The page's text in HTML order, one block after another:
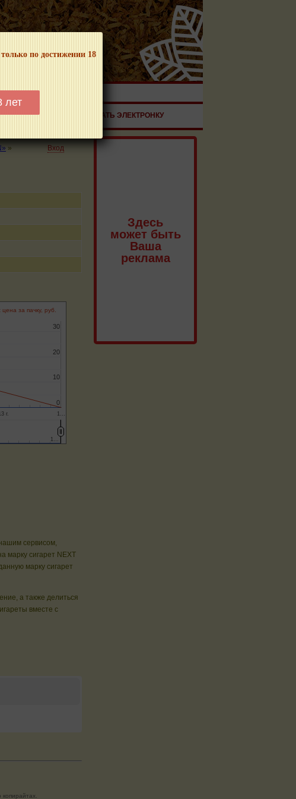
по достижении 18
лет
ТАБАЧНОЙ ПРОДУКЦИИ!
И ЗДОРОВЬЕ ЗАКАЗАТЬ ЭЛЕКТРОНКУ
»
Вход
цена за пачку, руб.
г. 1…
0
0
10
10
20
20
30
30
1…
1…
сервисом,
марку сигарет NEXT
марку сигарет
а также делиться
вместе с
Здесь
может быть
Ваша
реклама